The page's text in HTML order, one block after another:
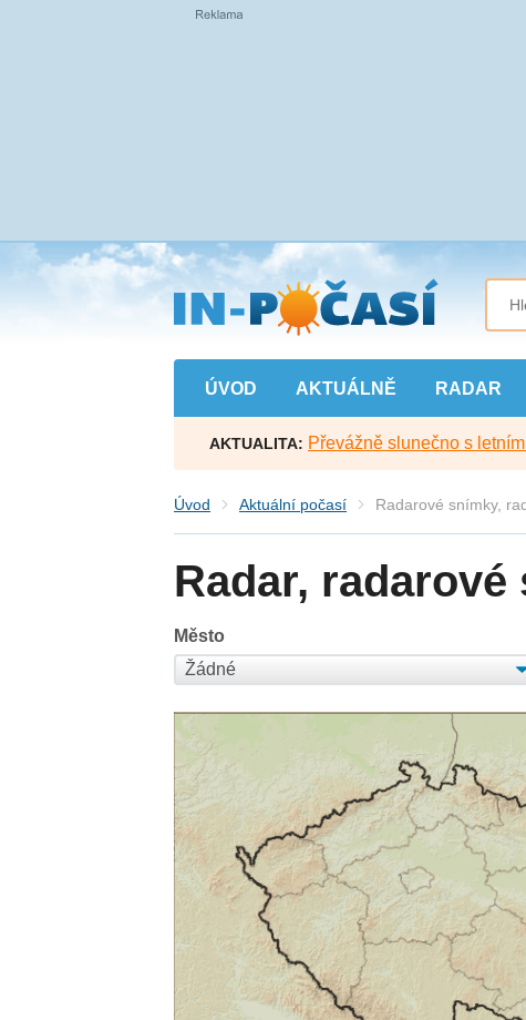
Přejít
na
hlavní
obsah
ÚVOD AKTUÁLNĚ RADAR
AKTUALITA: Převážně slunečno s
Úvod Aktuální počasí Radarové snímky,
Radar, radarové
Město